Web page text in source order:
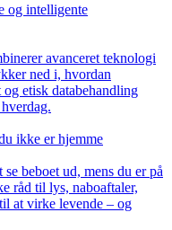
og intelligente
avanceret teknologi
ned i, hvordan
etisk databehandling
ikke er hjemme
beboet ud, mens du er på
råd til lys, naboaftaler,
at virke levende – og